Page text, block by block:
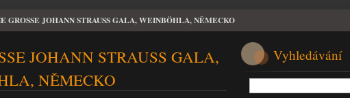
GROSSE JOHANN STRAUSS GALA, WEINBÖHLA, NĚMECKO
JOHANN STRAUSS GALA,
NĚMECKO
Vyhledávání